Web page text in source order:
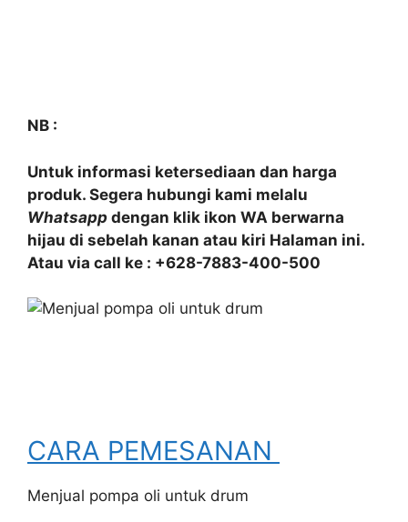
NB :
Untuk informasi ketersediaan dan harga
produk. Segera hubungi kami melalu
Whatsapp dengan klik ikon WA berwarna
hijau di sebelah kanan atau kiri Halaman ini.
Atau via call ke : +628-7883-400-500
CARA PEMESANAN
Menjual pompa oli untuk drum